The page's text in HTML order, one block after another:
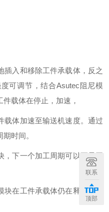
插入和移除工件承载体，反之
可调节，结合Asutec阻尼模
载体在停止，加速，
载体加速至输送机速度。通过
时间。
，下一个加工周期可以更早开
在工件承载体仍在释放时精
联系
顶部